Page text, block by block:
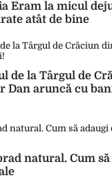
Eram la micul
atât de bine
de la Târgul de
Dan aruncă cu
natural. Cum să